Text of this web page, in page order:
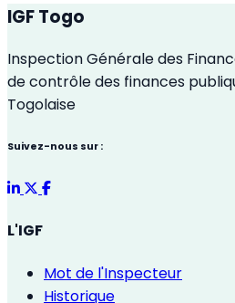
IGF Togo
Inspection Générale des
de contrôle des finances
Togolaise
Suivez-nous sur :
L'IGF
Mot de l'Inspecteur
Historique